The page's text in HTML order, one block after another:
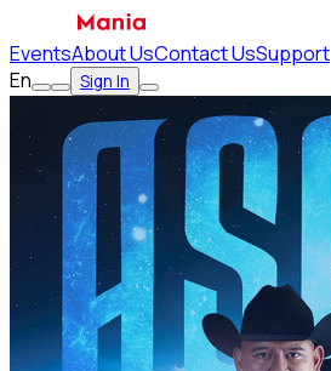
EventsAbout UsContact UsSupport
En
Sign In